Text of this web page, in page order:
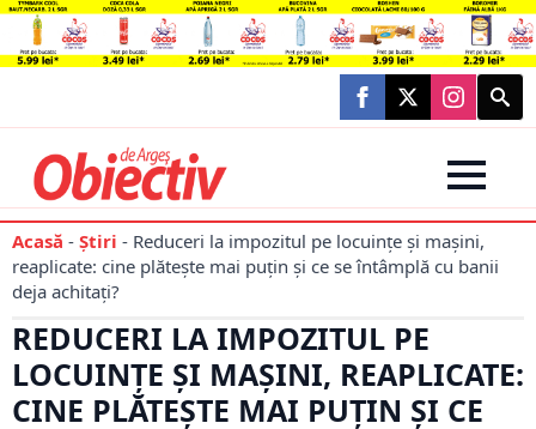
Search
for:
Acasă - Știri - Reduceri la impozitul pe locuințe și mașini,
reaplicate: cine plătește mai puțin și ce se întâmplă cu banii
deja achitați?
REDUCERI LA IMPOZITUL PE
LOCUINȚE ȘI MAȘINI, REAPLICATE:
CINE PLĂTEȘTE MAI PUȚIN ȘI CE